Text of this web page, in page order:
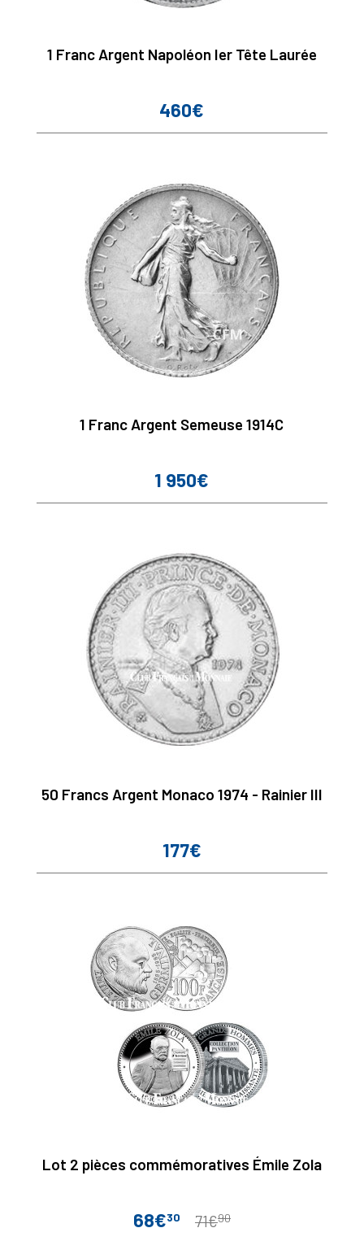
1 Franc Argent Napoléon Ier Tête Laurée
Prix
460€
1 Franc Argent Semeuse 1914C
Prix
1 950€
50 Francs Argent Monaco 1974 - Rainier III
Prix
177€
Lot 2 pièces commémoratives Émile Zola
Prix
68€30
Prix
71€90